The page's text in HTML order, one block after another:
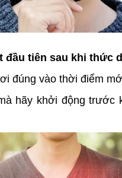
tiên sau khi thức
đúng vào thời điểm
hãy khởi động